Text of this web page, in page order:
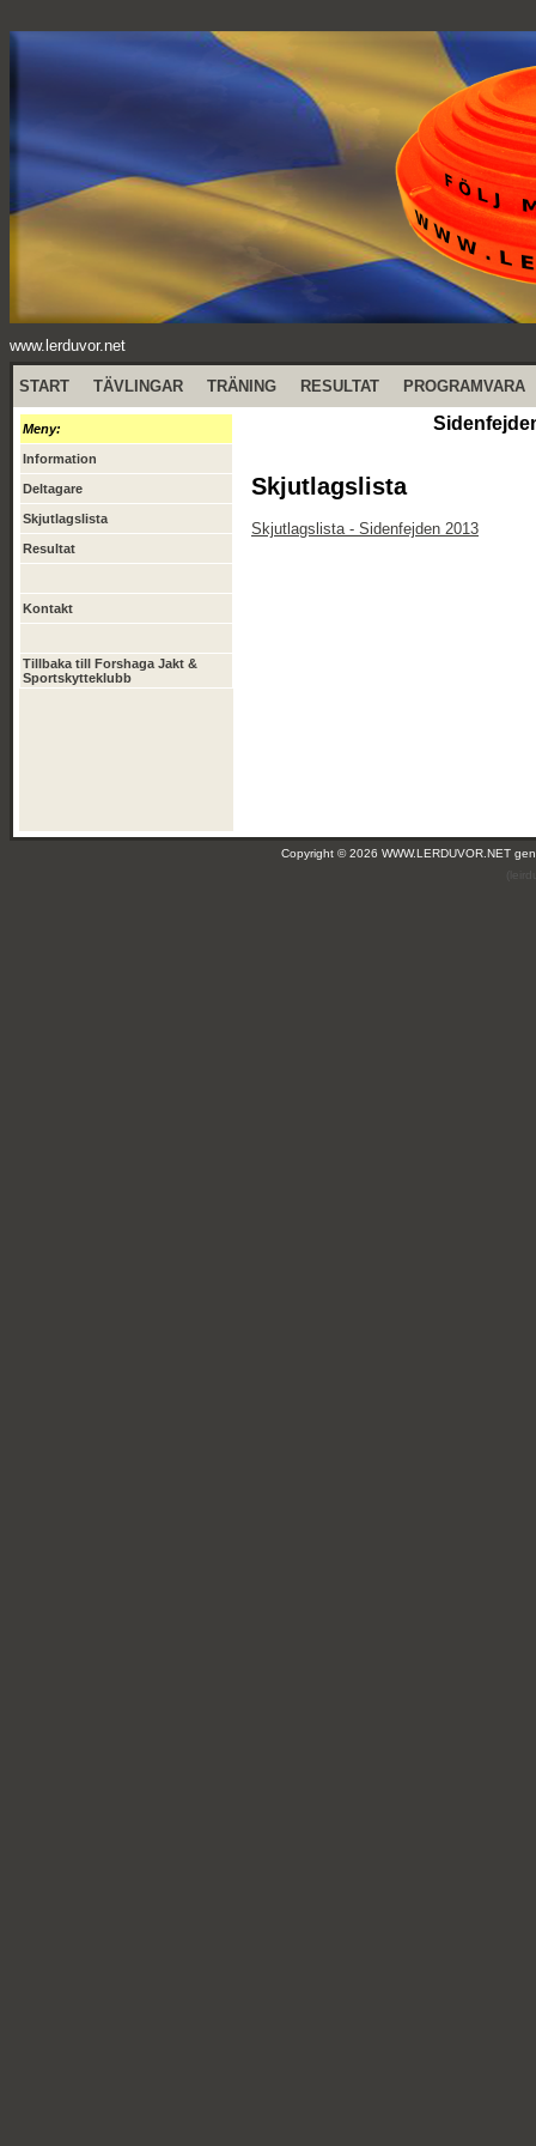
www.lerduvor.net
START TÄVLINGAR TRÄNING RESULTAT PROGRAMVARA
Meny:
Information
Deltagare
Skjutlagslista
Resultat
Kontakt
Tillbaka till Forshaga Jakt &
Sportskytteklubb
Skjutlagslista
Skjutlagslista - Sidenfejden 2013
Copyright © 2026 WWW.LERDUVOR.NET